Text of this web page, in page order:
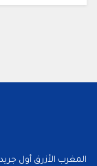
المغرب الأزرق أول